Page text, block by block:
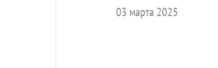
03 марта 2025